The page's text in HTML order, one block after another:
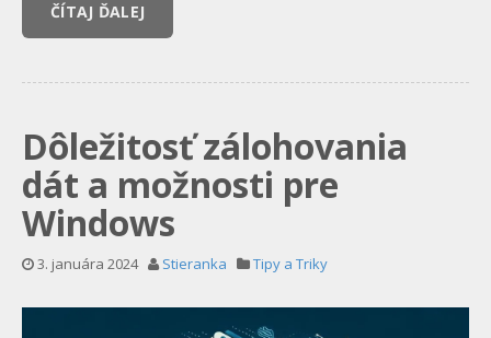
ČÍTAJ ĎALEJ
Dôležitosť zálohovania
dát a možnosti pre
Windows
3. januára 2024 Stieranka Tipy a Triky